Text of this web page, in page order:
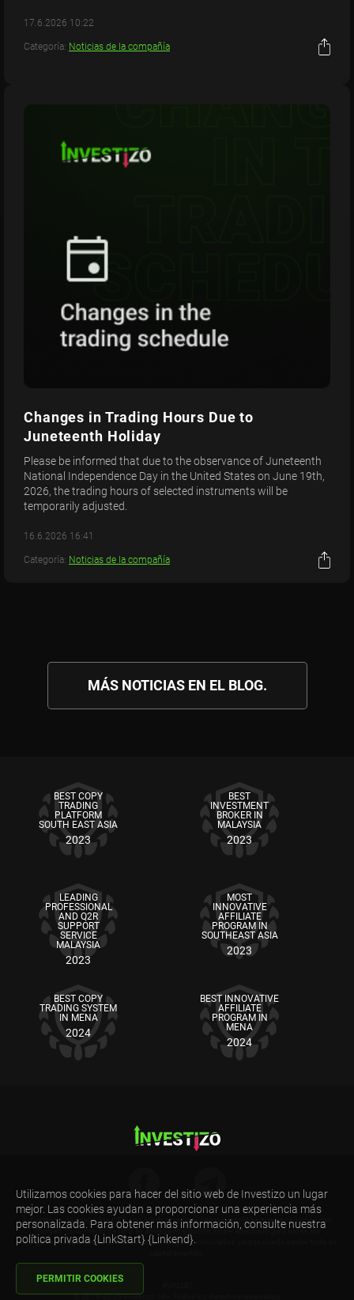
17.6.2026 10:22
Categoría: Noticias de la compañía
Changes in Trading Hours Due to
Juneteenth Holiday
Please be informed that due to the observance of Juneteenth
National Independence Day in the United States on June 19th,
2026, the trading hours of selected instruments will be
temporarily adjusted.
16.6.2026 16:41
Categoría: Noticias de la compañía
MÁS NOTICIAS EN EL BLOG.
BEST COPY
TRADING
PLATFORM
SOUTH EAST ASIA
2023
BEST
INVESTMENT
BROKER IN
MALAYSIA
2023
LEADING
PROFESSIONAL
AND Q2R
SUPPORT
SERVICE
MALAYSIA
2023
MOST
INNOVATIVE
AFFILIATE
PROGRAM IN
SOUTHEAST ASIA
2023
BEST COPY
TRADING SYSTEM
IN MENA
2024
BEST INNOVATIVE
AFFILIATE
PROGRAM IN
MENA
2024
Advertencia de riesgo: los CFD son productos financieros complejos que se negocian con
margen. El comercio de CFD es arriesgado y puede no ser adecuado para todos los
inversores. Asegúrese de comprender los riesgos involucrados, ya que puede perder todo su
© 2019-2026 Investizo 18+ Todos los derechos reservados
Utilizamos cookies para hacer del sitio web de Investizo un lugar
mejor. Las cookies ayudan a proporcionar una experiencia más
personalizada. Para obtener más información, consulte nuestra
política privada {LinkStart} {Linkend}.
PERMITIR COOKIES